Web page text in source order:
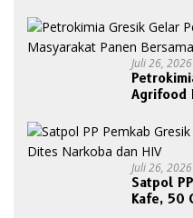
Juli 26, 2026
Agrifood
Juli 26, 2026
Satpol
Kafe, 50